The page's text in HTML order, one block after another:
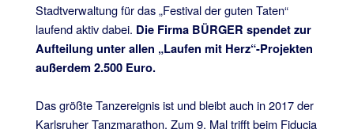
Stadtverwaltung für das „Festival der guten Taten“
laufend aktiv dabei. Die Firma BÜRGER spendet zur
Aufteilung unter allen „Laufen mit Herz“-Projekten
außerdem 2.500 Euro.
Das größte Tanzereignis ist und bleibt auch in 2017 der
Karlsruher Tanzmarathon. Zum 9. Mal trifft beim Fiducia